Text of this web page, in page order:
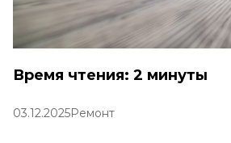
Время чтения: 2 минуты
03.12.2025Ремонт